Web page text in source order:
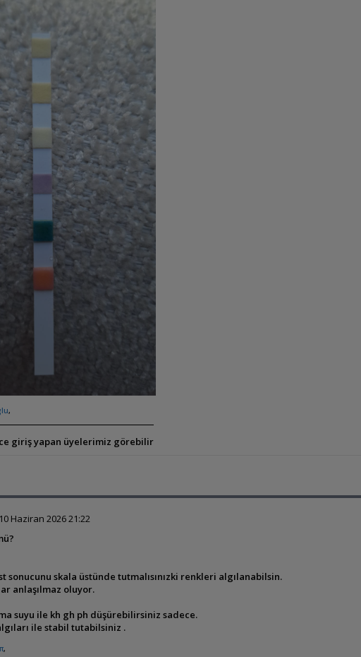
,
giriş yapan üyelerimiz görebilir
10 Haziran 2026 21:22
sonucunu skala üstünde tutmalısınızki renkleri algılanabilsin.
anlaşılmaz oluyor.
suyu ile kh gh ph düşürebilirsiniz sadece.
ile stabil tutabilsiniz .
,